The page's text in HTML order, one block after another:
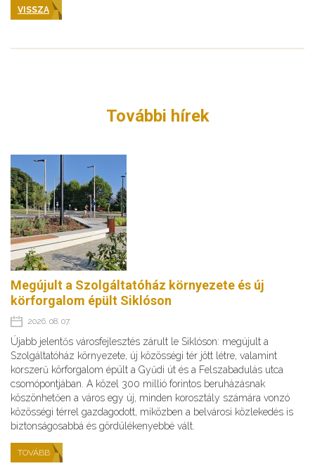
VISSZA
További hírek
Megújult a Szolgáltatóház környezete és új
körforgalom épült Siklóson
2026. 08. 07.
Újabb jelentős városfejlesztés zárult le Siklóson: megújult a
Szolgáltatóház környezete, új közösségi tér jött létre, valamint
korszerű körforgalom épült a Gyűdi út és a Felszabadulás utca
csomópontjában. A közel 300 millió forintos beruházásnak
köszönhetően a város egy új, minden korosztály számára vonzó
közösségi térrel gazdagodott, miközben a belvárosi közlekedés is
biztonságosabbá és gördülékenyebbé vált.
TOVÁBB